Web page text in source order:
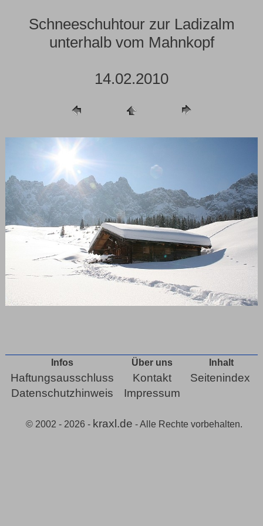
Schneeschuhtour zur Ladizalm
unterhalb vom Mahnkopf
14.02.2010
Infos
Haftungsausschluss
Datenschutzhinweis
Über uns
Kontakt
Impressum
Inhalt
Seitenindex
© 2002 - 2026 - kraxl.de - Alle Rechte vorbehalten.